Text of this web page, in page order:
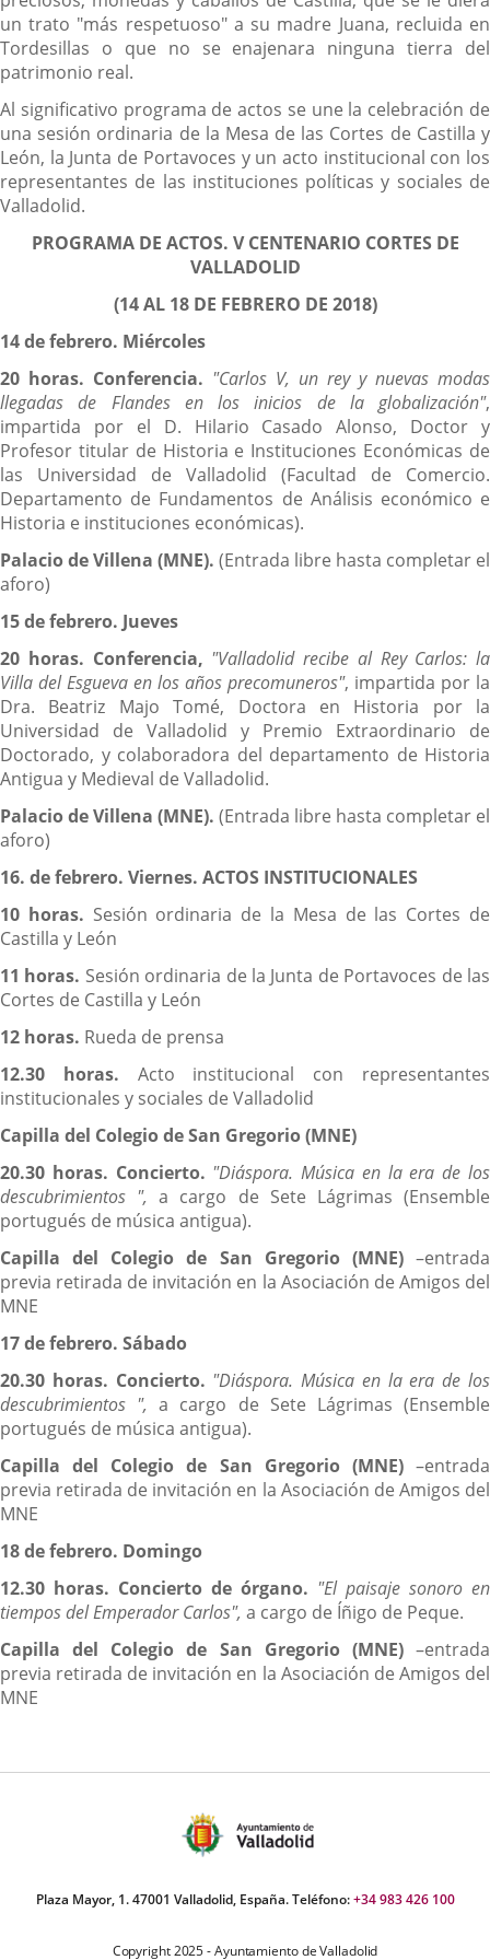
un trato "más respetuoso" a su madre Juana, recluida en
Tordesillas o que no se enajenara ninguna tierra del
patrimonio real.
Al significativo programa de actos se une la celebración de
una sesión ordinaria de la Mesa de las Cortes de Castilla y
León, la Junta de Portavoces y un acto institucional con los
representantes de las instituciones políticas y sociales de
Valladolid.
PROGRAMA DE ACTOS. V CENTENARIO CORTES DE
VALLADOLID
(14 AL 18 DE FEBRERO DE 2018)
14 de febrero. Miércoles
20 horas. Conferencia. "Carlos V, un rey y nuevas modas
llegadas de Flandes en los inicios de la globalización",
impartida por el D. Hilario Casado Alonso, Doctor y
Profesor titular de Historia e Instituciones Económicas de
las Universidad de Valladolid (Facultad de Comercio.
Departamento de Fundamentos de Análisis económico e
Historia e instituciones económicas).
Palacio de Villena (MNE). (Entrada libre hasta completar el
aforo)
15 de febrero. Jueves
20 horas. Conferencia, "Valladolid recibe al Rey Carlos: la
Villa del Esgueva en los años precomuneros", impartida por la
Dra. Beatriz Majo Tomé, Doctora en Historia por la
Universidad de Valladolid y Premio Extraordinario de
Doctorado, y colaboradora del departamento de Historia
Antigua y Medieval de Valladolid.
Palacio de Villena (MNE). (Entrada libre hasta completar el
aforo)
16. de febrero. Viernes. ACTOS INSTITUCIONALES
10 horas. Sesión ordinaria de la Mesa de las Cortes de
Castilla y León
11 horas. Sesión ordinaria de la Junta de Portavoces de las
Cortes de Castilla y León
12 horas. Rueda de prensa
12.30 horas. Acto institucional con representantes
institucionales y sociales de Valladolid
Capilla del Colegio de San Gregorio (MNE)
20.30 horas. Concierto. "Diáspora. Música en la era de los
descubrimientos ",a cargo de Sete Lágrimas (Ensemble
portugués de música antigua).
Capilla del Colegio de San Gregorio (MNE)–entrada
previa retirada de invitación en la Asociación de Amigos del
MNE
17 de febrero. Sábado
20.30 horas. Concierto. "Diáspora. Música en la era de los
descubrimientos ",a cargo de Sete Lágrimas (Ensemble
portugués de música antigua).
Capilla del Colegio de San Gregorio (MNE)–entrada
previa retirada de invitación en la Asociación de Amigos del
MNE
18 de febrero. Domingo
12.30 horas. Concierto de órgano. "El paisaje sonoro en
tiempos del Emperador Carlos", a cargo de Íñigo de Peque.
Capilla del Colegio de San Gregorio (MNE)–entrada
previa retirada de invitación en la Asociación de Amigos del
MNE
Plaza Mayor, 1. 47001 Valladolid, España. Teléfono:+34 983 426 100
Copyright 2025 - Ayuntamiento de Valladolid